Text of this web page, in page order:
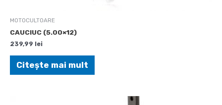
MOTOCULTOARE
CAUCIUC (5.00×12)
239,99 lei
Citește mai mult